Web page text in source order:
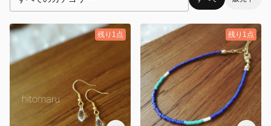
残り1点 残り1点